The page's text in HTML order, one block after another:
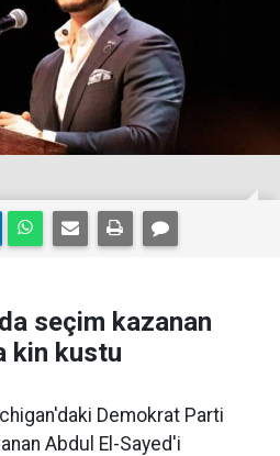
seçim kazanan
kin kustu
Demokrat Parti
Abdul El-Sayed'i